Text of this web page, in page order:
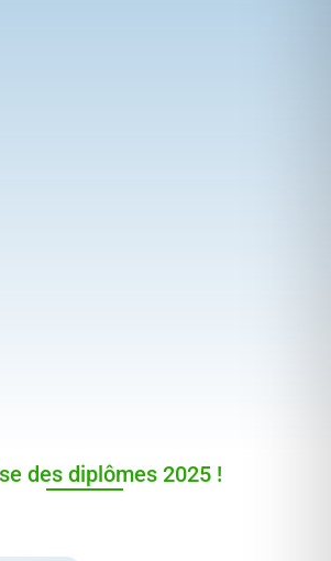
des diplômes 2025 !